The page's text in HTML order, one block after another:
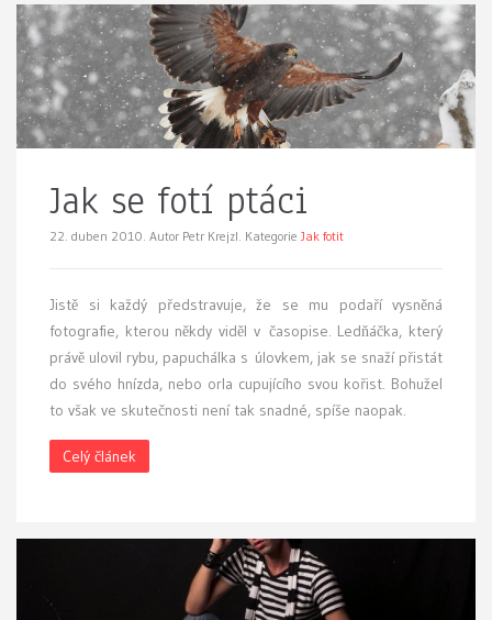
Jak se fotí ptáci
22. duben 2010. Autor Petr Krejzl. Kategorie Jak fotit
Jistě si každý předstravuje, že se mu podaří vysněná
fotografie, kterou někdy viděl v časopise. Ledňáčka, který
právě ulovil rybu, papuchálka s úlovkem, jak se snaží přistát
do svého hnízda, nebo orla cupujícího svou kořist. Bohužel
to však ve skutečnosti není tak snadné, spíše naopak.
Celý článek